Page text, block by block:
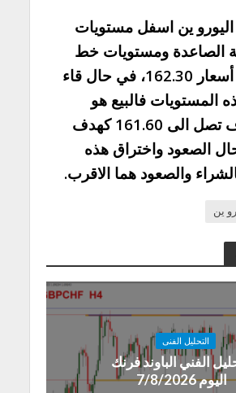
اليورو ين اسفل مستويات
الصاعدة ومستويات خط
المقاومة عند أسعار 162.30، في حال قاء
المستويات فالبيع هو
الاقرب بأهداف تصل الى 161.60 كهدف
الصعود واختراق هذه
والصعود هما الاقرب.
ين
التحليل الفنى
الفني الباوند فرنك
اليوم 7/8/2026